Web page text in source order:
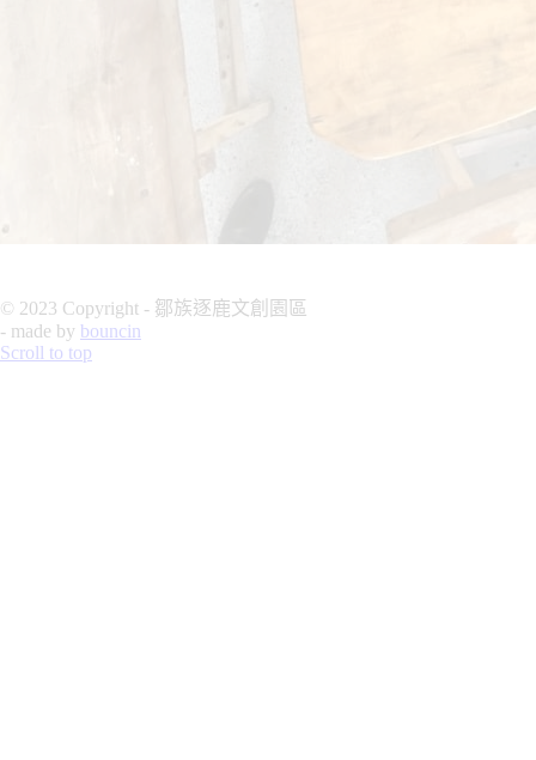
© 2023 Copyright - 鄒族逐鹿文創園區
- made by bouncin
Scroll to top